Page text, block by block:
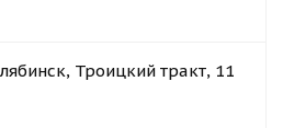
Троицкий тракт, 11